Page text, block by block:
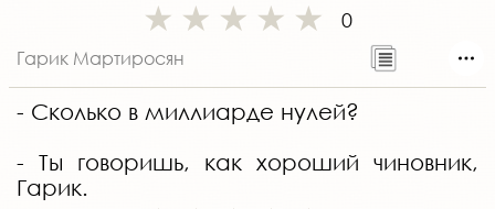
0
Гарик Мартиросян
- Сколько в миллиарде нулей?
- Ты говоришь, как хороший чиновник,
Гарик.